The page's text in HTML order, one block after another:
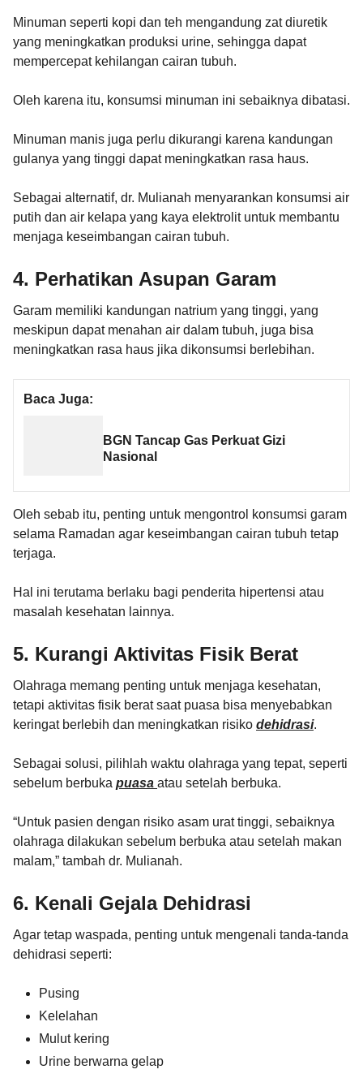
Minuman seperti kopi dan teh mengandung zat diuretik
yang meningkatkan produksi urine, sehingga dapat
mempercepat kehilangan cairan tubuh.
Oleh karena itu, konsumsi minuman ini sebaiknya dibatasi.
Minuman manis juga perlu dikurangi karena kandungan
gulanya yang tinggi dapat meningkatkan rasa haus.
Sebagai alternatif, dr. Mulianah menyarankan konsumsi air
putih dan air kelapa yang kaya elektrolit untuk membantu
menjaga keseimbangan cairan tubuh.
4. Perhatikan Asupan Garam
Garam memiliki kandungan natrium yang tinggi, yang
meskipun dapat menahan air dalam tubuh, juga bisa
meningkatkan rasa haus jika dikonsumsi berlebihan.
Baca Juga:
BGN Tancap Gas Perkuat Gizi
Nasional
Oleh sebab itu, penting untuk mengontrol konsumsi garam
selama Ramadan agar keseimbangan cairan tubuh tetap
terjaga.
Hal ini terutama berlaku bagi penderita hipertensi atau
masalah kesehatan lainnya.
5. Kurangi Aktivitas Fisik Berat
Olahraga memang penting untuk menjaga kesehatan,
tetapi aktivitas fisik berat saat puasa bisa menyebabkan
keringat berlebih dan meningkatkan risiko dehidrasi.
Sebagai solusi, pilihlah waktu olahraga yang tepat, seperti
sebelum berbuka puasa atau setelah berbuka.
“Untuk pasien dengan risiko asam urat tinggi, sebaiknya
olahraga dilakukan sebelum berbuka atau setelah makan
malam,” tambah dr. Mulianah.
6. Kenali Gejala Dehidrasi
Agar tetap waspada, penting untuk mengenali tanda-tanda
dehidrasi seperti:
Pusing
Kelelahan
Mulut kering
Urine berwarna gelap